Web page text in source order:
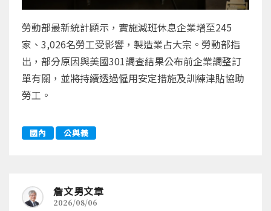
勞動部最新統計顯示，實施減班休息企業增至245
家、3,026名勞工受影響，製造業占大宗。勞動部指
出，部分原因與美國301調查結果公布前企業調整訂
單有關，並將持續透過僱用安定措施及訓練津貼協助
勞工。
國內 公與義
詹文男文章
2026/08/06